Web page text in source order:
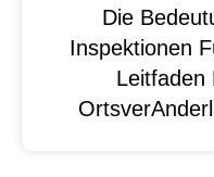
Die
Inspektionen
Leitfaden